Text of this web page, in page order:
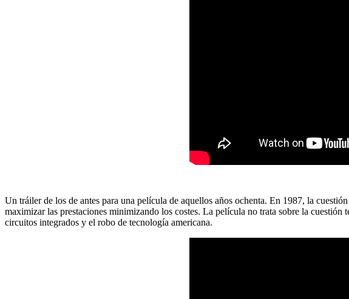
Un tráiler de los de antes para una película de aquellos años ochenta. En 1987, la
maximizar las prestaciones minimizando los costes. La película no trata sobre la
circuitos integrados y el robo de tecnología americana.